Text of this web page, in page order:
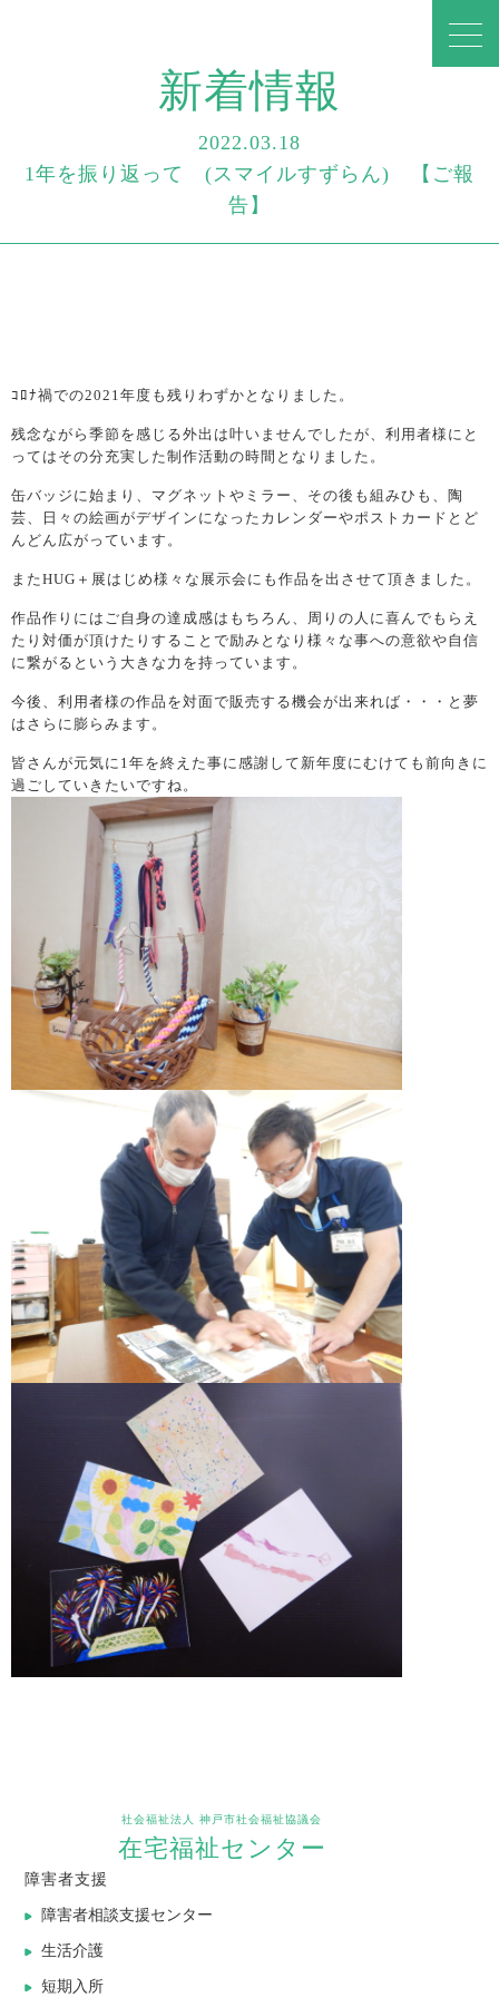
新着情報
2022.03.18
1年を振り返って (スマイルすずらん) 【ご報
告】
ｺﾛﾅ禍での2021年度も残りわずかとなりました。
残念ながら季節を感じる外出は叶いませんでしたが、利用者様にと
ってはその分充実した制作活動の時間となりました。
缶バッジに始まり、マグネットやミラー、その後も組みひも、陶
芸、日々の絵画がデザインになったカレンダーやポストカードとど
んどん広がっています。
またHUG＋展はじめ様々な展示会にも作品を出させて頂きました。
作品作りにはご自身の達成感はもちろん、周りの人に喜んでもらえ
たり対価が頂けたりすることで励みとなり様々な事への意欲や自信
に繋がるという大きな力を持っています。
今後、利用者様の作品を対面で販売する機会が出来れば・・・と夢
はさらに膨らみます。
皆さんが元気に1年を終えた事に感謝して新年度にむけても前向きに
過ごしていきたいですね。
社会福祉法人 神戸市社会福祉協議会
在宅福祉センター
障害者支援
障害者相談支援センター
生活介護
短期入所